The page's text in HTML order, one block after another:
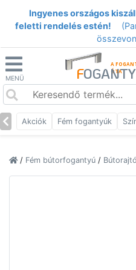
Ingyenes országos
feletti rendelés estén!
MENÜ
A
ÓTA
F
Akciók Fém fogantyúk
/ Fém bútorfogantyú /